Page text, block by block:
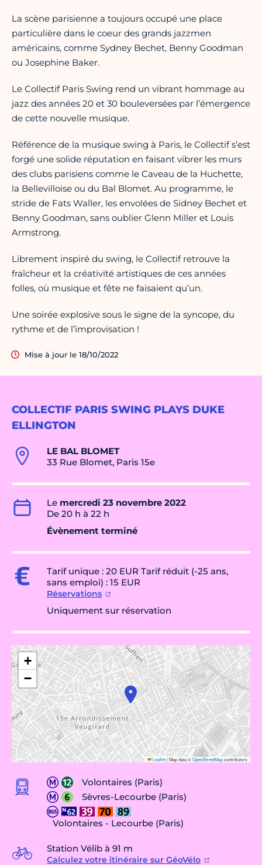
COLLECTIF PARIS SWING PLAYS DUKE
ELLINGTON
LE BAL BLOMET
33 Rue Blomet, Paris 15e
Le mercredi 23 novembre 2022
De 20 h à 22 h
Évènement terminé
Tarif unique : 20 EUR Tarif réduit (-25 ans,
sans emploi) : 15 EUR
Réservations
Uniquement sur réservation
+
−
Leaflet|Map data ©OpenStreetMapcontributors
Volontaires (Paris)
Sèvres-Lecourbe (Paris)
Volontaires - Lecourbe (Paris)
Station Vélib à 91 m
Calculez votre itinéraire sur GéoVélo
La scène parisienne a toujours occupé une place
particulière dans le coeur des grands jazzmen
américains, comme Sydney Bechet, Benny Goodman
ou Josephine Baker.
Le Collectif Paris Swing rend un vibrant hommage au
jazz des années 20 et 30 bouleversées par l’émergence
de cette nouvelle musique.
Référence de la musique swing à Paris, le Collectif s’est
forgé une solide réputation en faisant vibrer les murs
des clubs parisiens comme le Caveau de la Huchette,
la Bellevilloise ou du Bal Blomet. Au programme, le
stride de Fats Waller, les envolées de Sidney Bechet et
Benny Goodman, sans oublier Glenn Miller et Louis
Armstrong.
Librement inspiré du swing, le Collectif retrouve la
fraîcheur et la créativité artistiques de ces années
folles, où musique et fête ne faisaient qu’un.
Une soirée explosive sous le signe de la syncope, du
rythme et de l’improvisation !
Mise à jour le 18/10/2022